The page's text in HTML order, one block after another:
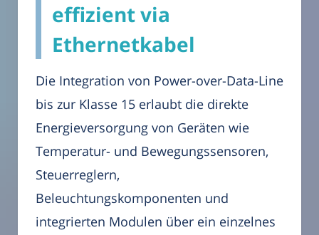
effizient via
Ethernetkabel
Die Integration von Power-over-Data-Line
bis zur Klasse 15 erlaubt die direkte
Energieversorgung von Geräten wie
Temperatur- und Bewegungssensoren,
Steuerreglern,
Beleuchtungskomponenten und
integrierten Modulen über ein einzelnes